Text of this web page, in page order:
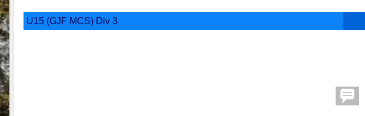
U15 (GJF MCS) Div 3